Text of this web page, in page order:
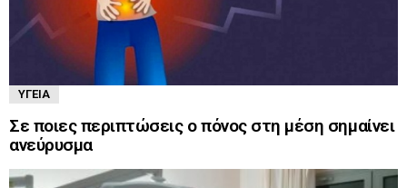
ΥΓΕΊΑ
Σε ποιες περιπτώσεις ο πόνος στη μέση σημαίνει
ανεύρυσμα